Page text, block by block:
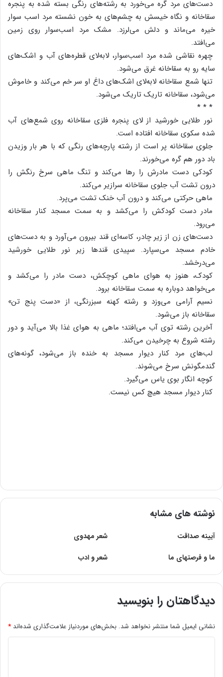
دست‌های‌ مرد گره‌ می‌خورد به‌ رشته‌های‌ رنگی‌ بسته‌ شده‌ به‌ پنجره‌
سقاخانه‌ و نگاه‌ خیسش‌ به‌ چشم‌های‌ به‌ خون‌ نشسته‌ مرد اسب‌ سوار
خیره‌ می‌ماند و دلش‌ می‌لرزد. مشک‌ مرد اسب‌سوار روی‌ زمین‌
می‌افتد.
چهره‌ نقاشی‌ شده‌ مرد اسب‌سوار، لابه‌لای‌ قطره‌های‌ آب‌ و اشک‌های‌
سایه‌ رو به‌ سقاخانه‌ غرق‌ می‌شود.
تنها شمع‌ سقاخانه‌ لابه‌لای‌ اشک‌های‌ داغ‌ او سر خم‌ می‌کند و خاموش‌
می‌شود، سقاخانه‌ تاریک‌ تاریک‌ می‌شود.
* * *
نور طلایی‌ خورشید از لای‌ پنجره‌ فلزی‌ سقاخانه‌ روی‌ شمع‌های‌ آب‌
شده‌ سکوی‌ سقاخانه‌ افتاده‌ است‌.
جلوی‌ سقاخانه‌ پر است‌ از رشته‌ پارچه‌های‌ رنگی‌ که‌ با هر بار وزیدن‌
باد دور هم‌ گره‌ می‌خورند.
کودکی‌ دست‌ مادرش‌ را رها می‌کند و تنگ‌ ماهی‌ سرخ‌ رنگش‌ را
درون‌ تشت‌ آب‌ جلوی‌ سقاخانه‌ سرازیر می‌کند.
ماهی‌ حرکتی‌ می‌کند و درون‌ آب‌ خنک‌ تشت‌ می‌پرد.
مادر دست‌ کودکش‌ را می‌کشد و به‌ سمت‌ مسجد کنار سقاخانه‌
می‌رود.
دست‌های‌ زن‌ از زیر چادر، کاسه‌ای‌ قند بیرون‌ می‌آورد و به‌ دست‌های‌
خادم‌ مسجد می‌سپارد. سپیدی‌ قندها زیر نور طلایی‌ خورشید
می‌درخشد.
کودک‌، هنوز به‌ هوای‌ ماهی‌ کوچکش‌، دست‌ مادر را می‌کشد و
می‌خواهد دوباره‌ به‌ سمت‌ سقاخانه‌ برود.
نسیم‌ آرامی‌ می‌وزد و رشته‌ کهنه‌ سبزرنگی‌، از «دست‌ پنج‌ تن‌»
سقاخانه‌ باز می‌شود.
آخرین‌ رشته‌ توی‌ آب‌ می‌افتد؛ ماهی‌ به‌ هوای‌ غذا بالا می‌آید و دور
رشته‌ شروع‌ به‌ چرخیدن‌ می‌کند.
لب‌های‌ مرد کنار دیوار مسجد به‌ خنده‌ باز می‌شود، گونه‌های‌
گندمگونش‌ سرخ‌ می‌شوند.
کوچه‌ انگار بوی‌ یاس‌ می‌گیرد.
کنار دیوار مسجد هیچ‌ کس‌ نیست‌.
نوشته های مشابه
آیینه صداقت
شعر مهدوى
ما و فرصتهاى ما
شعر و ادب
دیدگاهتان را بنویسید
نشانی ایمیل شما منتشر نخواهد شد. بخش‌های موردنیاز علامت‌گذاری شده‌اند *